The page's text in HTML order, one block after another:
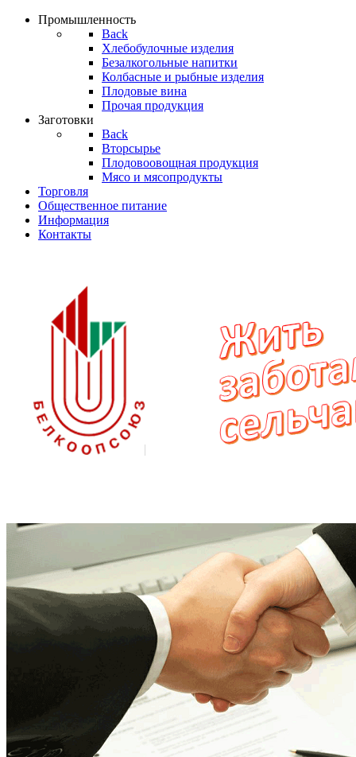
Промышленность
Back
Хлебобулочные изделия
Безалкогольные напитки
Колбасные и рыбные изделия
Плодовые вина
Прочая продукция
Заготовки
Back
Вторсырье
Плодовоовощная продукция
Мясо и мясопродукты
Торгoвля
Общественное питание
Информация
Контакты